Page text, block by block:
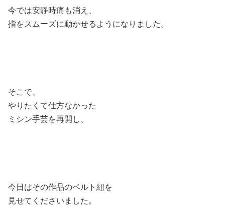
今では安静時痛も消え、
指をスムーズに動かせるようになりました。
そこで、
やりたくて仕方なかった
ミシン手芸を再開し、
今日はその作品のベルト紐を
見せてくださいました。